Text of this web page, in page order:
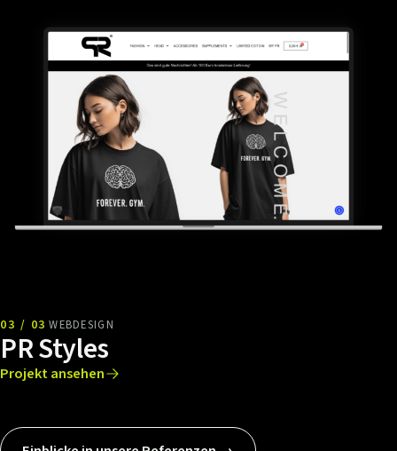
03 / 03 WEBDESIGN
PR Styles
Projekt ansehen